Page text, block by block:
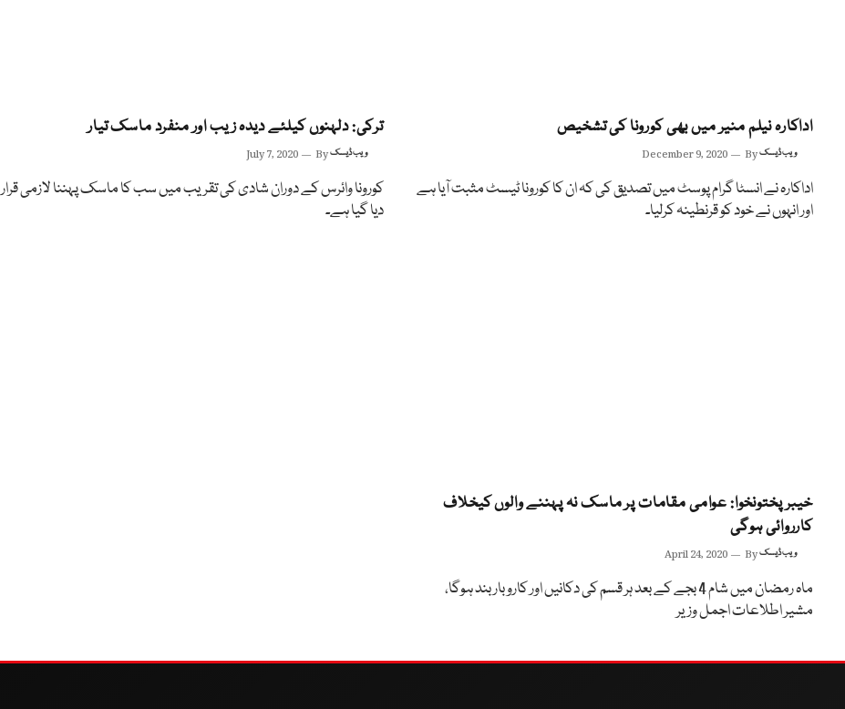
اداکارہ نیلم منیر میں بھی کورونا کی تشخیص
December 9, 2020 Byویب ڈیسک
اداکارہ نے انسٹا گرام پوسٹ میں تصدیق کی کہ ان کا کورونا ٹیسٹ مثبت آیا ہے
اور انہوں نے خود کو قرنطینہ کرلیا۔
ترکی: دلہنوں کیلئے دیدہ زیب اور منفرد ماسک تیار
July 7, 2020 Byویب ڈیسک
کورونا وائرس کے دوران شادی کی تقریب میں سب کا ماسک پہننا لازمی قرار
دیا گیا ہے۔
خیبرپختونخوا: عوامی مقامات پر ماسک نہ پہننے والوں کیخلاف
کارروائی ہوگی
April 24, 2020 Byویب ڈیسک
ماہ رمضان میں شام 4 بجے کے بعد ہر قسم کی دکانیں اور کاروبار بند ہوگا،
مشیر اطلاعات اجمل وزیر